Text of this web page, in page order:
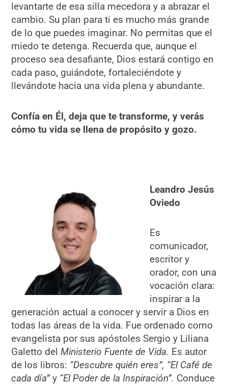
levantarte de esa silla mecedora y a abrazar el
cambio. Su plan para ti es mucho más grande
de lo que puedes imaginar. No permitas que el
miedo te detenga. Recuerda que, aunque el
proceso sea desafiante, Dios estará contigo en
cada paso, guiándote, fortaleciéndote y
llevándote hacia una vida plena y abundante.
Confía en Él, deja que te transforme, y verás
cómo tu vida se llena de propósito y gozo.
Leandro Jesús
Oviedo
Es
comunicador,
escritor y
orador, con una
vocación clara:
inspirar a la
generación actual a conocer y servir a Dios en
todas las áreas de la vida. Fue ordenado como
evangelista por sus apóstoles Sergio y Liliana
Galetto delMinisterio Fuente de Vida. Es autor
de los libros: “Descubre quién eres”, “El Café de
cada día”y “El Poder de la Inspiración”. Conduce